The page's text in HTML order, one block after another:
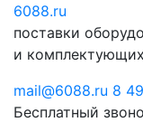
6088.ru
поставки
и
mail@6088.ru 8
Бесплатный
Отправить
запрос